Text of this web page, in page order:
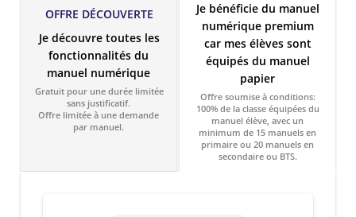
OFFRE DÉCOUVERTE
Je découvre toutes les
fonctionnalités du
manuel numérique
Gratuit pour une durée limitée
sans justificatif.
Offre limitée à une demande
par manuel.
Je bénéficie du manuel
numérique premium
car mes élèves sont
équipés du manuel
papier
Offre soumise à conditions:
100% de la classe équipées du
manuel élève, avec un
minimum de 15 manuels en
primaire ou 20 manuels en
secondaire ou BTS.